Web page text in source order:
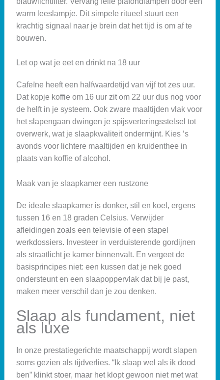
warm leeslampje. Dit simpele ritueel stuurt een
krachtig signaal naar je brein dat het tijd is om af te
bouwen.
Let op wat je eet en drinkt na 18 uur
Cafeïne heeft een halfwaardetijd van vijf tot zes uur.
Dat kopje koffie om 16 uur zit om 22 uur dus nog voor
de helft in je systeem. Ook zware maaltijden vlak voor
het slapengaan dwingen je spijsverteringsstelsel tot
overwerk, wat je slaapkwaliteit ondermijnt. Kies ’s
avonds voor lichtere maaltijden en kruidenthee in
plaats van koffie of alcohol.
Maak van je slaapkamer een rustzone
De ideale slaapkamer is donker, stil en koel, ergens
tussen 16 en 18 graden Celsius. Verwijder
afleidingen zoals een televisie of een stapel
werkdossiers. Investeer in verduisterende gordijnen
als straatlicht je kamer binnenvalt. En vergeet de
basisprincipes niet: een kussen dat je nek goed
ondersteunt en een slaapoppervlak dat bij je past,
maken meer verschil dan je zou denken.
Slaap als fundament, niet
als luxe
In onze prestatiegerichte maatschappij wordt slapen
soms gezien als tijdverlies. “Ik slaap wel als ik dood
ben” klinkt stoer, maar het klopt gewoon niet met wat